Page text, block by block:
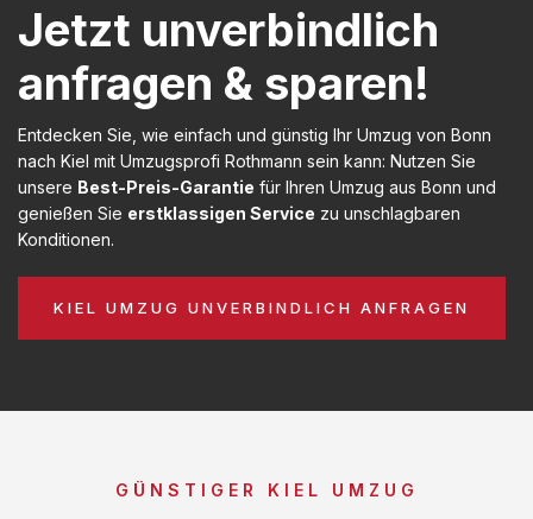
Jetzt unverbindlich
anfragen & sparen!
Entdecken Sie, wie einfach und günstig Ihr Umzug von Bonn
nach Kiel mit Umzugsprofi Rothmann sein kann: Nutzen Sie
unsere Best-Preis-Garantie für Ihren Umzug aus Bonn und
genießen Sie erstklassigen Service zu unschlagbaren
Konditionen.
KIEL UMZUG UNVERBINDLICH ANFRAGEN
GÜNSTIGER KIEL UMZUG